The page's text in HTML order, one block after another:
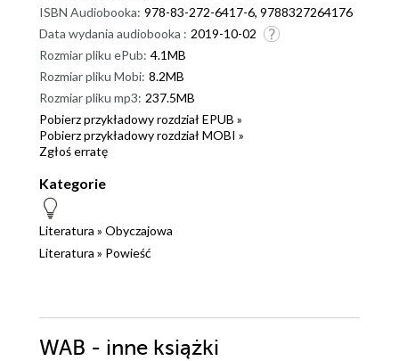
ISBN Audiobooka: 978-83-272-6417-6, 9788327264176
Data wydania audiobooka : 2019-10-02
Rozmiar pliku ePub: 4.1MB
Rozmiar pliku Mobi: 8.2MB
Rozmiar pliku mp3: 237.5MB
Pobierz przykładowy rozdział EPUB »
Pobierz przykładowy rozdział MOBI »
Zgłoś erratę
Kategorie
Literatura » Obyczajowa
Literatura » Powieść
WAB - inne książki